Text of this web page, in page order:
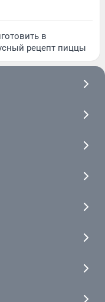
в
рецепт пиццы